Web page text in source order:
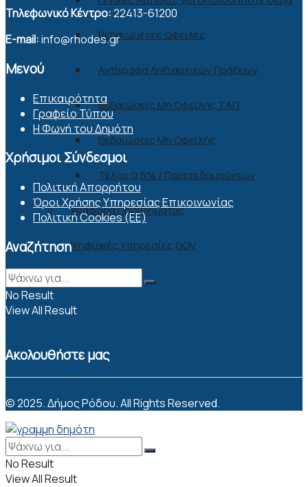
Βεβαιωμένες Οφειλές
Αντίγραφα Ληξιαρχικών Πράξεων
Βεβαιώσεις Μη Οφειλής ΤΑΠ
Βεβαιώσεις Μη Οφειλής
Τέλος 0,5% / Παρεπιδημούντων
Αναφορά Προβλήματος
Ψηφιακές Υπηρεσίες GOV
ΕΠΙΚΟΙΝΩΝΙΑ
Τηλεφωνικό Κέντρο:22413-61200
E-mail:info@rhodes.gr
Μενού
Επικαιρότητα
Γραφείο Τύπου
Η Φωνή του Δημότη
Χρήσιμοι Σύνδεσμοι
Πολιτική Απορρήτου
Όροι Χρήσης Υπηρεσίας Επικοινωνίας
Πολιτική Cookies (ΕΕ)
Αναζήτηση
No Result
View All Result
Ακολουθήστε μας
© 2025. Δήμος Ρόδου. All Rights Reserved.
No Result
View All Result